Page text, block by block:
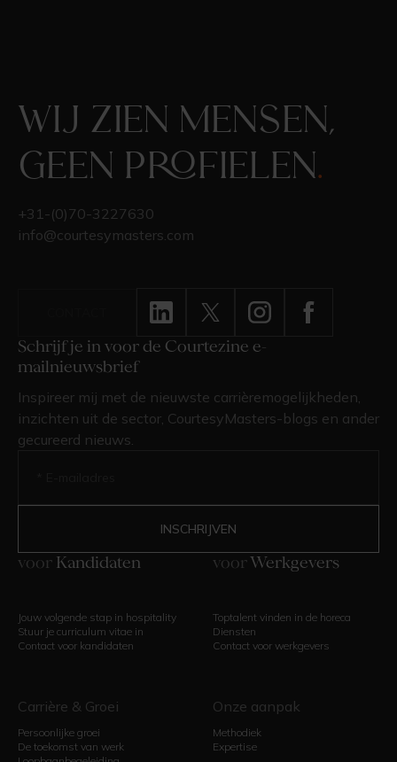
Wij zien mensen,
geen profielen.
+31-(0)70-3227630
info@courtesymasters.com
Schrijf je in voor de Courtezine e-
mailnieuwsbrief
Inspireer mij met de nieuwste carrièremogelijkheden,
inzichten uit de sector, CourtesyMasters-blogs en ander
gecureerd nieuws.
voor Kandidaten
Jouw volgende stap in hospitality
Stuur je curriculum vitae in
Contact voor kandidaten
Carrière & Groei
Persoonlijke groei
De toekomst van werk
voorWerkgevers
Toptalent vinden in de horeca
Diensten
Contact voor werkgevers
Onze aanpak
Methodiek
Expertise